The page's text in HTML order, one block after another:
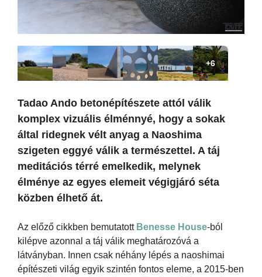
+6
Tadao Ando betonépítészete attól válik
komplex vizuális élménnyé, hogy a sokak
által ridegnek vélt anyag a Naoshima
szigeten eggyé válik a természettel. A táj
meditációs térré emelkedik, melynek
élménye az egyes elemeit végigjáró séta
közben élhető át.
Az előző cikkben bemutatott Benesse House-ból
kilépve azonnal a táj válik meghatározóvá a
látványban. Innen csak néhány lépés a naoshimai
építészeti világ egyik szintén fontos eleme, a 2015-ben